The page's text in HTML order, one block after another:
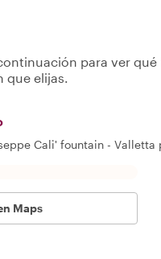
para ver
elijas.
Cali' fountain -
Maps